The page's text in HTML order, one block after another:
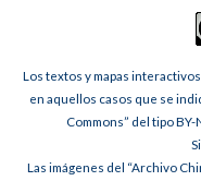
Los textos y mapas
en aquellos casos que se
Commons” del tipo
Las imágenes del “Archivo